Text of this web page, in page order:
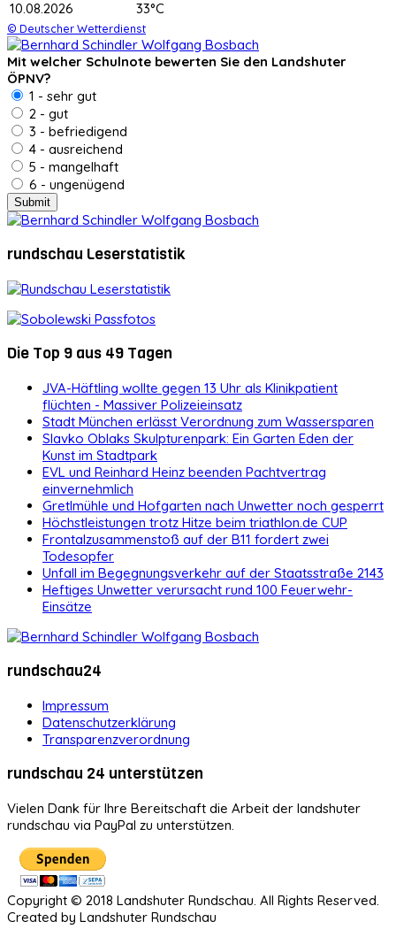
10.08.2026 33°C
© Deutscher Wetterdienst
Mit welcher Schulnote bewerten Sie den Landshuter
ÖPNV?
1 - sehr gut
2 - gut
3 - befriedigend
4 - ausreichend
5 - mangelhaft
6 - ungenügend
rundschau Leserstatistik
Die Top 9 aus 49 Tagen
JVA-Häftling wollte gegen 13 Uhr als Klinikpatient
flüchten - Massiver Polizeieinsatz
Stadt München erlässt Verordnung zum Wassersparen
Slavko Oblaks Skulpturenpark: Ein Garten Eden der
Kunst im Stadtpark
EVL und Reinhard Heinz beenden Pachtvertrag
einvernehmlich
Gretlmühle und Hofgarten nach Unwetter noch gesperrt
Höchstleistungen trotz Hitze beim triathlon.de CUP
Frontalzusammenstoß auf der B11 fordert zwei
Todesopfer
Unfall im Begegnungsverkehr auf der Staatsstraße 2143
Heftiges Unwetter verursacht rund 100 Feuerwehr-
Einsätze
rundschau24
Impressum
Datenschutzerklärung
Transparenzverordnung
rundschau 24 unterstützen
Vielen Dank für Ihre Bereitschaft die Arbeit der landshuter
rundschau via PayPal zu unterstützen.
Copyright © 2018 Landshuter Rundschau. All Rights Reserved.
Created by Landshuter Rundschau